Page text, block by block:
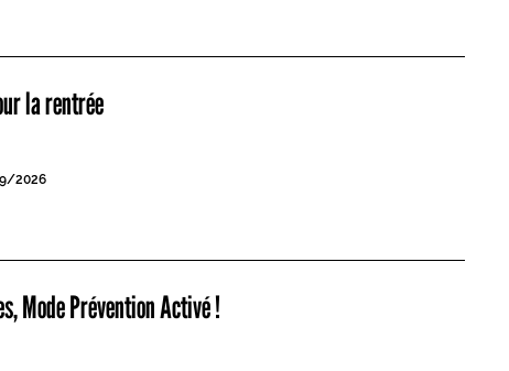
la rentrée
2026
Mode Prévention Activé !